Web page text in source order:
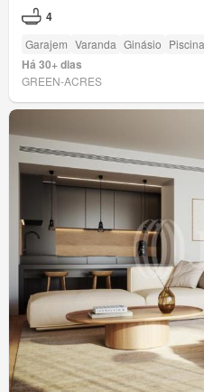
4
Garajem Varanda Ginásio Piscina
Há 30+ dias
GREEN-ACRES